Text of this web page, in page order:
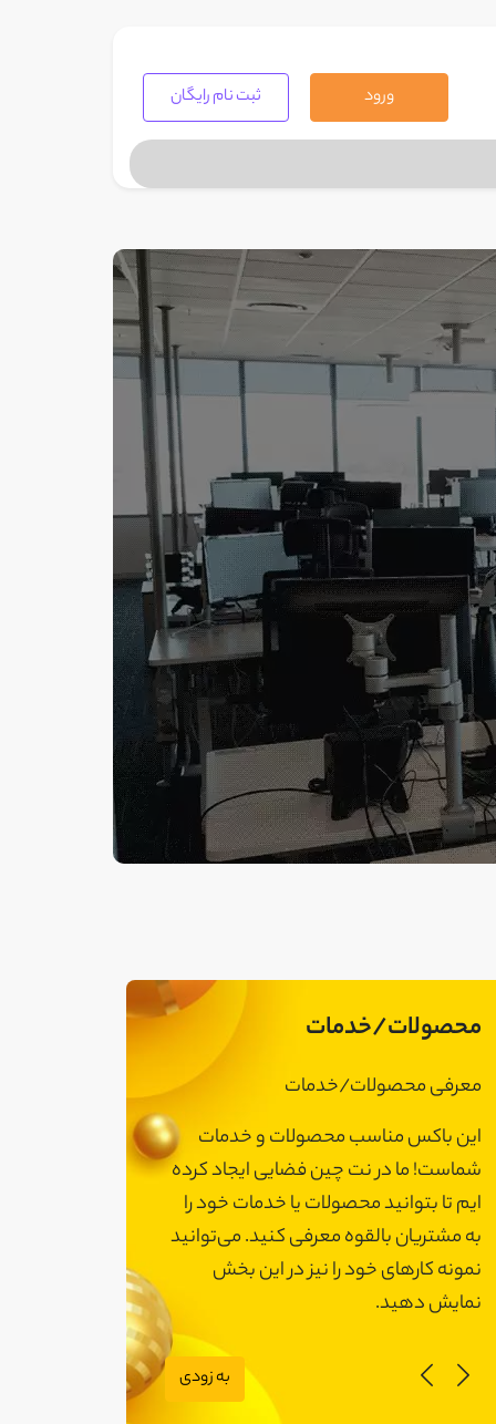
ورود ثبت نام رایگان
محصولات/خدمات
معرفی محصولات/خدمات
این باکس مناسب محصولات و خدمات
شماست! ما در نت چین فضایی ایجاد کرده
ایم تا بتوانید محصولات یا خدمات خود را
به مشتریان بالقوه معرفی کنید. می‌توانید
نمونه کارهای خود را نیز در این بخش
نمایش دهید.
معرفی محصولات/
این باکس مناسب
شماست! ما در نت
نمونه کارهای خود
نمایش دهید.
به زودی